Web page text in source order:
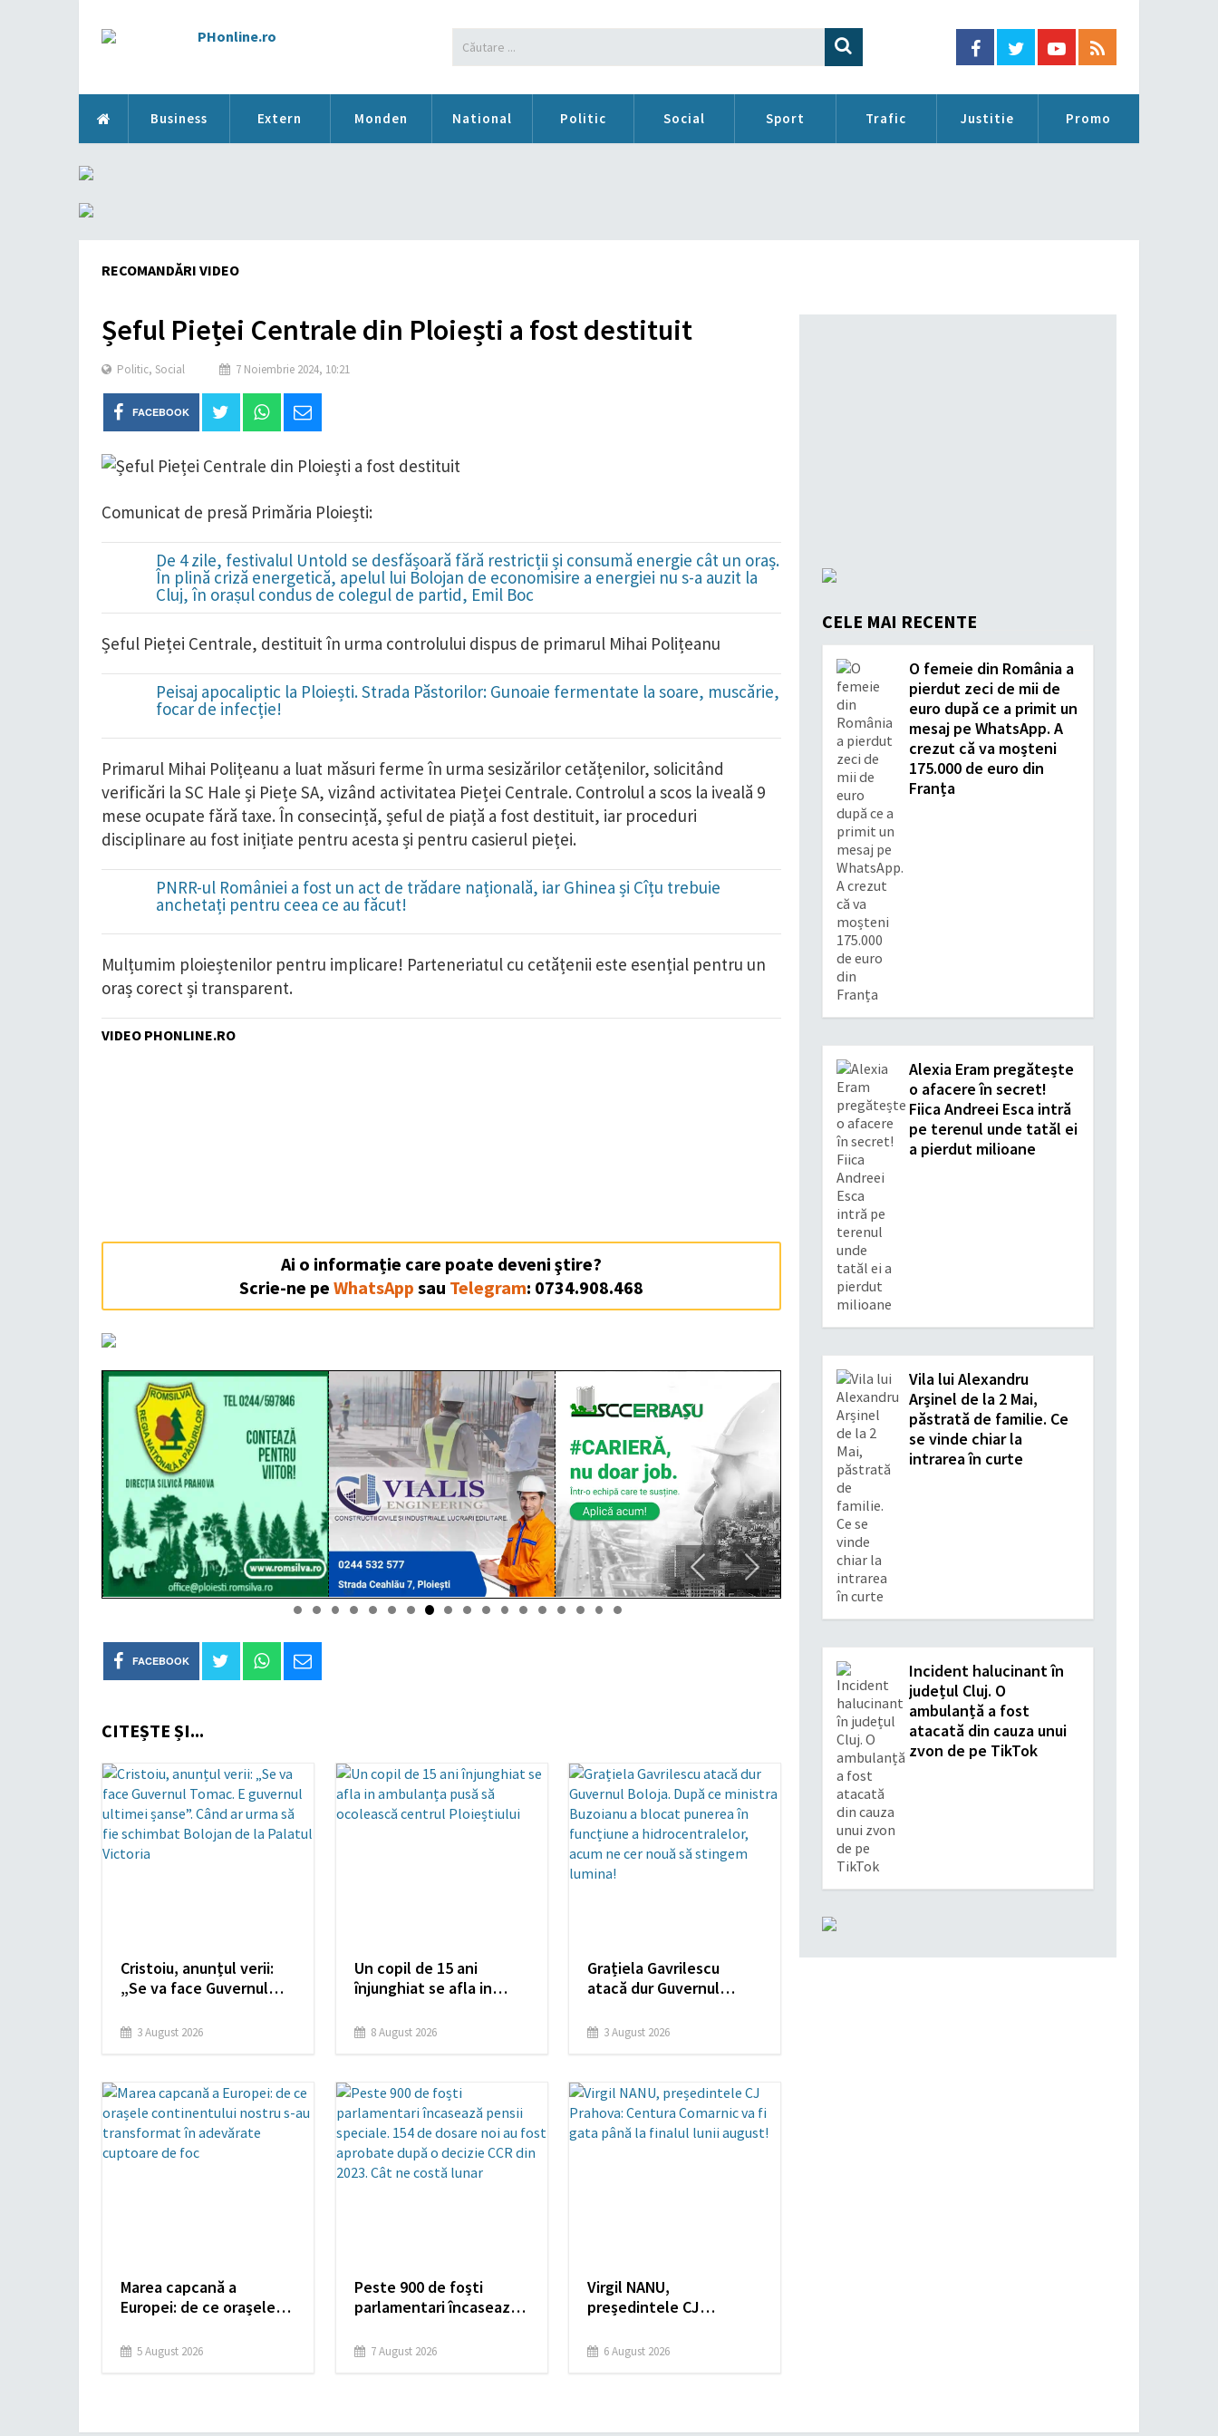
Business Extern Monden National Politic Social Sport Trafic Justitie Promo
RECOMANDĂRI VIDEO
Șeful Pieței Centrale din Ploiești a fost destituit
Politic, Social 7 Noiembrie 2024, 10:21
FACEBOOK
Comunicat de presă Primăria Ploiești:
De 4 zile, festivalul Untold se desfășoară fără restricții și consumă energie cât un oraș.
În plină criză energetică, apelul lui Bolojan de economisire a energiei nu s-a auzit la
Cluj, în orașul condus de colegul de partid, Emil Boc
Șeful Pieței Centrale, destituit în urma controlului dispus de primarul Mihai Polițeanu
Peisaj apocaliptic la Ploiești. Strada Păstorilor: Gunoaie fermentate la soare, muscărie,
focar de infecție!
Primarul Mihai Polițeanu a luat măsuri ferme în urma sesizărilor cetățenilor, solicitând
verificări la SC Hale și Piețe SA, vizând activitatea Pieței Centrale. Controlul a scos la iveală 9
mese ocupate fără taxe. În consecință, șeful de piață a fost destituit, iar proceduri
disciplinare au fost inițiate pentru acesta și pentru casierul pieței.
PNRR-ul României a fost un act de trădare națională, iar Ghinea și Cîțu trebuie
anchetați pentru ceea ce au făcut!
Mulțumim ploieștenilor pentru implicare! Parteneriatul cu cetățenii este esențial pentru un
oraș corect și transparent.
VIDEO PHONLINE.RO
Ai o informație care poate deveni ştire?
Scrie-ne peWhatsApp sau Telegram: 0734.908.468
FACEBOOK
CITEȘTE ȘI...
Cristoiu, anunțul verii:
„Se va face Guvernul
ultimei șanse”. Când ar
Victoria
3 August 2026
Un copil de 15 ani
înjunghiat se afla in
ocolească centrul
8 August 2026
Grațiela Gavrilescu
atacă dur Guvernul
Buzoianu a blocat
ne cer nouă să stingem
lumina!
3 August 2026
Marea capcană a
Europei: de ce orașele
au transformat în
5 August 2026
Peste 900 de foști
parlamentari încasează
dosare noi au fost
7 August 2026
Virgil NANU,
președintele CJ
Comarnic va fi gata până
6 August 2026
CELE MAI RECENTE
O femeie din România a
pierdut zeci de mii de
euro după ce a primit un
mesaj pe WhatsApp. A
crezut că va moșteni
175.000 de euro din
Franța
Alexia Eram pregătește
o afacere în secret!
Fiica Andreei Esca intră
pe terenul unde tatăl ei
a pierdut milioane
Vila lui Alexandru
Arșinel de la 2 Mai,
păstrată de familie. Ce
se vinde chiar la
intrarea în curte
Incident halucinant în
județul Cluj. O
ambulanță a fost
atacată din cauza unui
zvon de pe TikTok